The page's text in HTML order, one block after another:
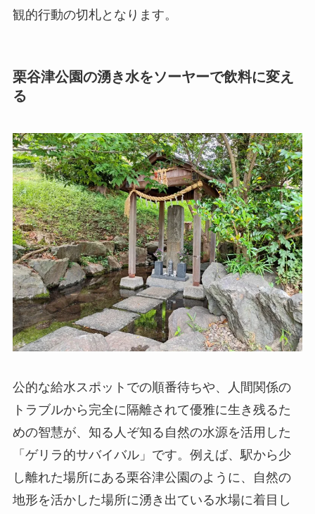
観的行動の切札となります。
栗谷津公園の湧き水をソーヤーで飲料に変え
る
公的な給水スポットでの順番待ちや、人間関係の
トラブルから完全に隔離されて優雅に生き残るた
めの智慧が、知る人ぞ知る自然の水源を活用した
「ゲリラ的サバイバル」です。例えば、駅から少
し離れた場所にある栗谷津公園のように、自然の
地形を活かした場所に湧き出ている水場に着目し